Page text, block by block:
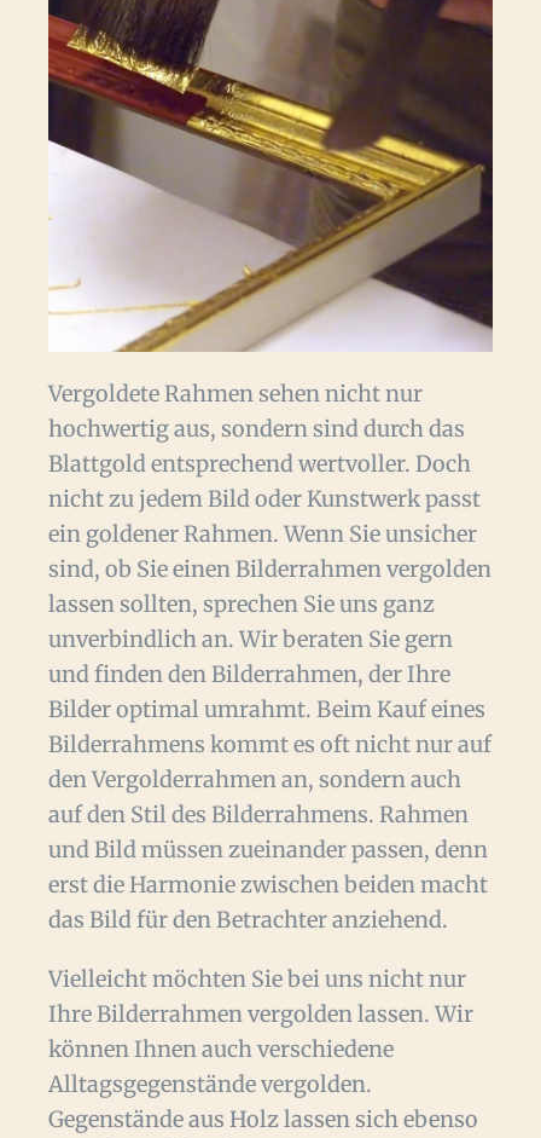
Vergoldete Rahmen sehen nicht nur
hochwertig aus, sondern sind durch das
Blattgold entsprechend wertvoller. Doch
nicht zu jedem Bild oder Kunstwerk passt
ein goldener Rahmen. Wenn Sie unsicher
sind, ob Sie einen Bilderrahmen vergolden
lassen sollten, sprechen Sie uns ganz
unverbindlich an. Wir beraten Sie gern
und finden den Bilderrahmen, der Ihre
Bilder optimal umrahmt. Beim Kauf eines
Bilderrahmens kommt es oft nicht nur auf
den Vergolderrahmen an, sondern auch
auf den Stil des Bilderrahmens. Rahmen
und Bild müssen zueinander passen, denn
erst die Harmonie zwischen beiden macht
das Bild für den Betrachter anziehend.
Vielleicht möchten Sie bei uns nicht nur
Ihre Bilderrahmen vergolden lassen. Wir
können Ihnen auch verschiedene
Alltagsgegenstände vergolden.
Gegenstände aus Holz lassen sich ebenso